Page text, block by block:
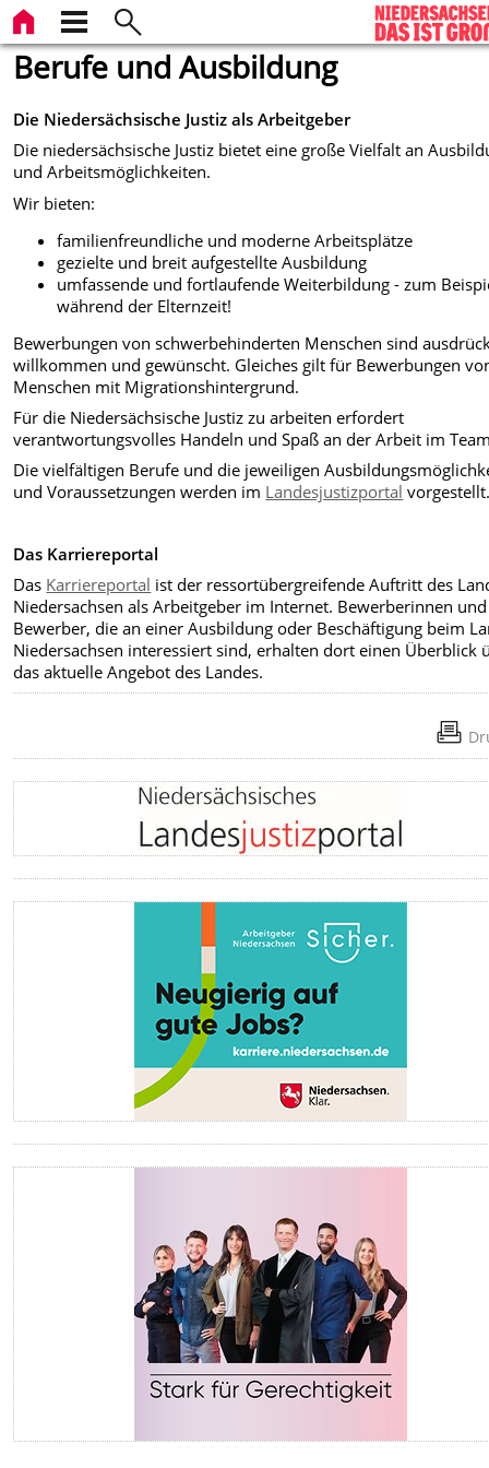
Berufe und Ausbildung
Die Niedersächsische Justiz als Arbeitgeber
Die niedersächsische Justiz bietet eine große Vielfalt an
und Arbeitsmöglichkeiten.
Wir bieten:
familienfreundliche und moderne Arbeitsplätze
gezielte und breit aufgestellte Ausbildung
umfassende und fortlaufende Weiterbildung - zum
während der Elternzeit!
Bewerbungen von schwerbehinderten Menschen sind
willkommen und gewünscht. Gleiches gilt für Bewerbungen
Menschen mit Migrationshintergrund.
Für die Niedersächsische Justiz zu arbeiten erfordert
verantwortungsvolles Handeln und Spaß an der Arbeit im
Die vielfältigen Berufe und die jeweiligen
und Voraussetzungen werden im Landesjustizportal
Das Karriereportal
Das Karriereportal ist der ressortübergreifende Auftritt des
Niedersachsen als Arbeitgeber im Internet. Bewerberinnen und
Bewerber, die an einer Ausbildung oder Beschäftigung beim
Niedersachsen interessiert sind, erhalten dort einen Überblick
das aktuelle Angebot des Landes.